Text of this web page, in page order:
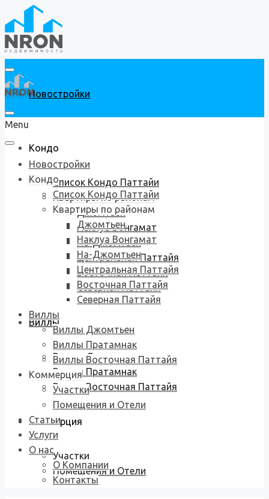
Новостройки
Кондо
Список Кондо Паттайи
Квартиры по районам
Джомтьен
Наклуа Вонгамат
На-Джомтьен
Центральная Паттайя
Восточная Паттайя
Северная Паттайя
Виллы
Виллы Джомтьен
Виллы Пратамнак
Виллы Восточная Паттайя
Коммерция
Участки
Помещения и Отели
Menu
Новостройки
Кондо
Список Кондо Паттайи
Квартиры по районам
Джомтьен
Наклуа Вонгамат
На-Джомтьен
Центральная Паттайя
Восточная Паттайя
Северная Паттайя
Виллы
Виллы Джомтьен
Виллы Пратамнак
Виллы Восточная Паттайя
Коммерция
Участки
Помещения и Отели
Статьи
Услуги
О нас
О Компании
Контакты